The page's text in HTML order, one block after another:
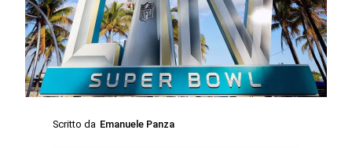
Scritto da Emanuele Panza